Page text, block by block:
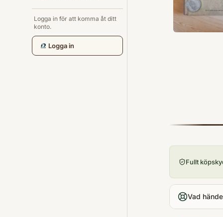
Logga in för att komma åt ditt
konto.
Logga in
Fullt
Vad